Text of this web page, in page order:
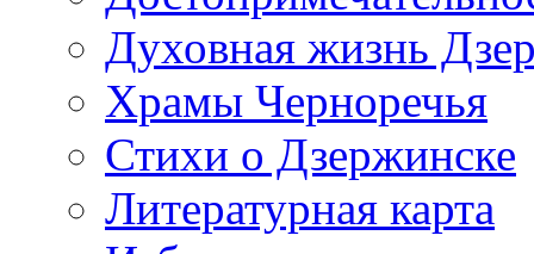
Духовная жизнь
Храмы Черноречья
Стихи о Дзержинске
Литературная карта